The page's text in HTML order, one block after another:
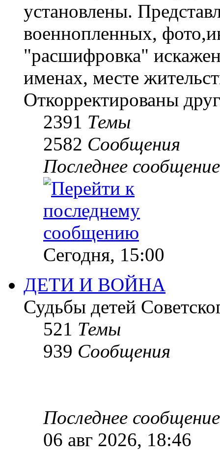
установлены.
военнопленных,
"расшифровка"
именах, месте
Откорректированы
2391 Темы
2582 Сообщения
Последнее сообщение
Сегодня, 15:00
ДЕТИ И ВОЙНА
Судьбы детей
521 Темы
939 Сообщения
Последнее сообщение
06 авг 2026, 18:46